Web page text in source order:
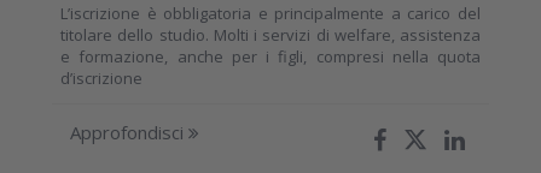
L’iscrizione è obbligatoria e principalmente a carico del
titolare dello studio. Molti i servizi di welfare, assistenza
e formazione, anche per i figli, compresi nella quota
d’iscrizione
Approfondisci